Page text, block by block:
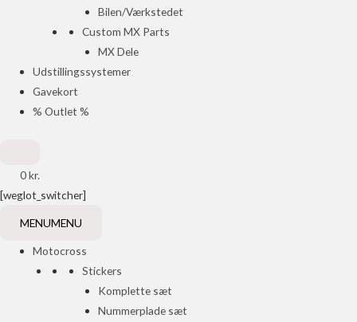
Bilen/Værkstedet
Custom MX Parts
MX Dele
Udstillingssystemer
Gavekort
% Outlet %
0kr.
[weglot_switcher]
MENUMENU
Motocross
Stickers
Komplette sæt
Nummerplade sæt